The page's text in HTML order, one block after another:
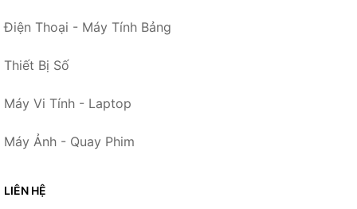
Điện Thoại - Máy Tính Bảng
Thiết Bị Số
Máy Vi Tính - Laptop
Máy Ảnh - Quay Phim
LIÊN HỆ